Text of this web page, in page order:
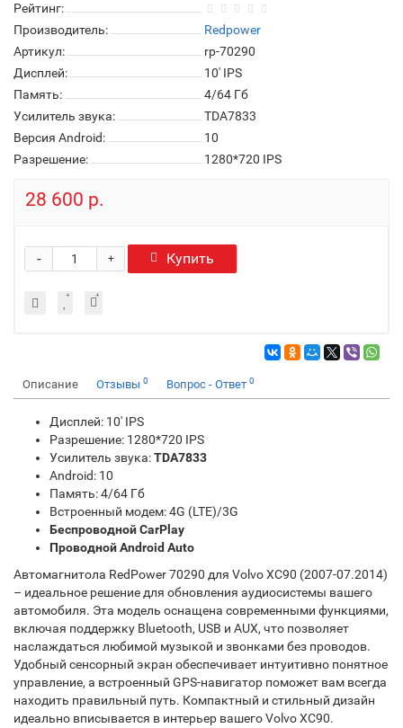
Рейтинг:
Производитель:
Redpower
Артикул:
rp-70290
Дисплей:
10' IPS
Память:
4/64 Гб
Усилитель звука:
TDA7833
Версия Android:
10
Разрешение:
1280*720 IPS
28 600 р.
+
- Купить
Описание Отзывы 0 Вопрос - Ответ 0
Дисплей: 10' IPS
Разрешение: 1280*720 IPS
Усилитель звука:TDA7833
Android: 10
Память: 4/64 Гб
Встроенный модем: 4G (LTE)/3G
Беспроводной CarPlay
Проводной Android Auto
Автомагнитола RedPower 70290 для Volvo XC90 (2007-07.2014)
– идеальное решение для обновления аудиосистемы вашего
автомобиля. Эта модель оснащена современными функциями,
включая поддержку Bluetooth, USB и AUX, что позволяет
наслаждаться любимой музыкой и звонками без проводов.
Удобный сенсорный экран обеспечивает интуитивно понятное
управление, а встроенный GPS-навигатор поможет вам всегда
находить правильный путь. Компактный и стильный дизайн
идеально вписывается в интерьер вашего Volvo XC90.